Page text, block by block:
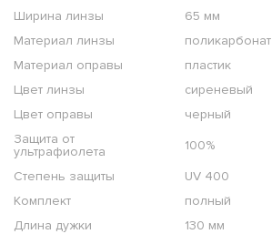
Ширина линзы
65 мм
Материал линзы
поликарбонат
Материал оправы
пластик
Цвет линзы
сиреневый
Цвет оправы
черный
Защита от
ультрафиолета
100%
Степень защиты
UV 400
Комплект
полный
Длина дужки
130 мм